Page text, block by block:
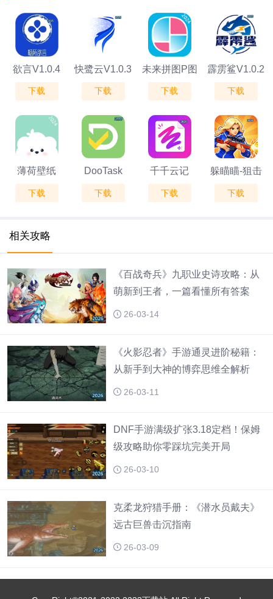
欲言V1.0.4
下载
快鹭云V1.0.3
下载
未来拼图P图
v1.5
下载
霹雳鲨V1.0.2
下载
薄荷壁纸
v1.7.9
下载
DooTask
V0.36.97
下载
千千云记
V2.0.3
下载
躲瞄瞄-狙击
手大作战V1.0
下载
相关攻略
《百战奇兵》九职业史诗攻略：从
萌新到王者，一篇看懂所有答案
26-03-14
《火影忍者》手游通灵进阶秘籍：
从新手到大神的博弈思维全解析
26-03-11
DNF手游满级扩张3.18定档！保姆
级攻略助你零踩坑完美开局
26-03-10
克柔龙狩猎手册：《潜水员戴夫》
远古巨兽击沉指南
26-03-09